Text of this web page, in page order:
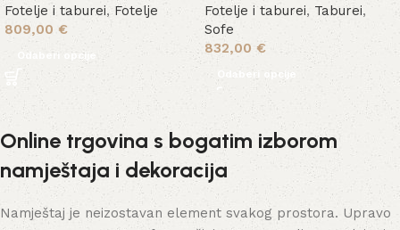
Fotelje i taburei,Fotelje
809,00 €
Odaberi opcije
Fotelje i taburei, Taburei,
Sofe
832,00 €
Odaberi opcije
Online trgovina s bogatim izborom
namještaja i dekoracija
Namještaj je neizostavan element svakog prostora. Upravo